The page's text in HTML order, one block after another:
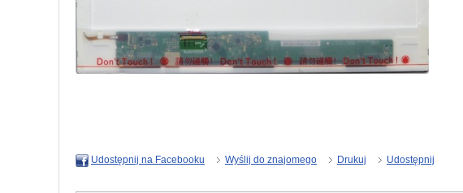
Udostępnij na Facebooku Wyślij do znajomego Drukuj Udostępnij